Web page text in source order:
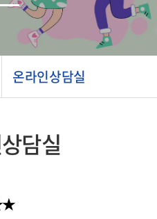
온라인상담실
담실